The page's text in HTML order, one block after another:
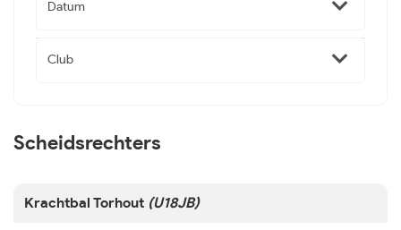
Datum
Club
Scheidsrechters
Krachtbal Torhout (U18JB)